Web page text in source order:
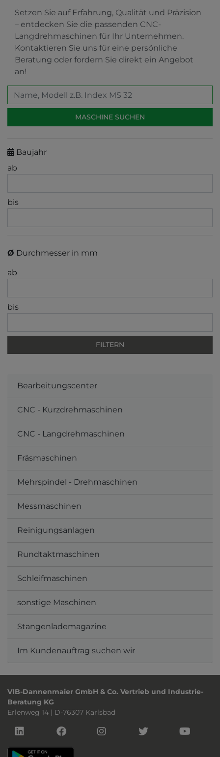
Setzen Sie auf Erfahrung, Qualität und Präzision
– entdecken Sie die passenden CNC-
Langdrehmaschinen für Ihr Unternehmen.
Kontaktieren Sie uns für eine persönliche
Beratung oder fordern Sie direkt ein Angebot
an!
Baujahr
ab
bis
Ø Durchmesser in mm
ab
bis
Bearbeitungscenter
CNC - Kurzdrehmaschinen
CNC - Langdrehmaschinen
Fräsmaschinen
Mehrspindel - Drehmaschinen
Messmaschinen
Reinigungsanlagen
Rundtaktmaschinen
Schleifmaschinen
sonstige Maschinen
Stangenlademagazine
Im Kundenauftrag suchen wir
VIB-Dannenmaier GmbH & Co. Vertrieb und Industrie-
Beratung KG
Erlenweg 14 | D-76307 Karlsbad